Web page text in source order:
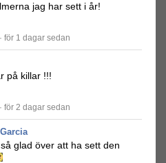
jag har sett i år!
· för 1 dagar sedan
på killar !!!
· för 2 dagar sedan
glad över att ha sett den